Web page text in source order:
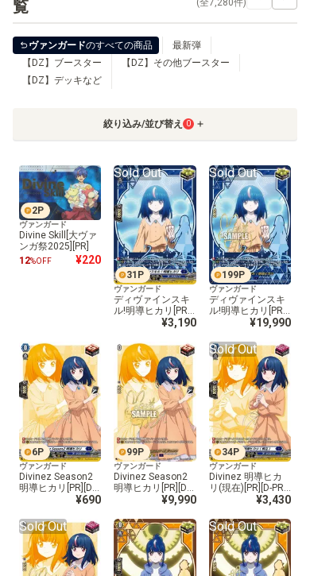
【D】ブースター
【DPR】PRカード
覧
(全7,280件)
ヴァンガードのすべての商品
最新弾
【DZ】ブースター
【DZ】その他ブースター
【DZ】デッキなど
絞り込み/並び替え 0
2P
ヴァンガード
Divine Skill[大ヴァ
ンガ祭2025][PR]
12%OFF ¥220
Sold Out
31 P
ヴァンガード
ディヴァインスキ
ル!明導ヒカリ[PR]
[D-PR/1500]¥3,190
Sold Out
199P
ヴァンガード
ディヴァインスキ
ル!明導ヒカリ[PR]
[D-PR/1501]¥19,990
6P
ヴァンガード
Divinez Season2
明導ヒカリ[PR][D-P
¥690
99P
ヴァンガード
Divinez Season2
明導ヒカリ[PR][D-P
¥9,990
Sold Out
34P
ヴァンガード
Divinez 明導ヒカ
リ(現在)[PR][D-PR/
¥3,430
Sold Out Sold Out